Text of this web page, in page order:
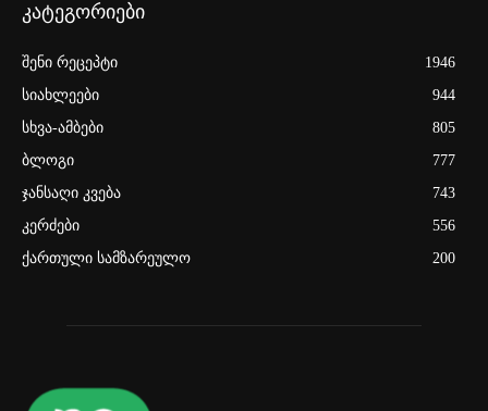
კატეგორიები
შენი რეცეპტი
1946
სიახლეები
944
სხვა-ამბები
805
ბლოგი
777
ჯანსაღი კვება
743
კერძები
556
ქართული სამზარეულო
200